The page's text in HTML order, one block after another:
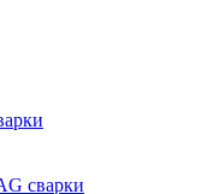
сварки